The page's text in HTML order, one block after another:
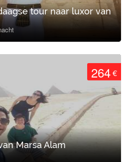
tour naar luxor van
264€
Marsa Alam